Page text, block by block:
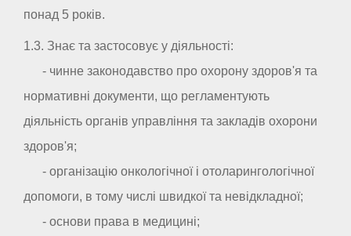
понад 5 років.
1.3. Знає та застосовує у діяльності:
- чинне законодавство про охорону здоров'я та
нормативні документи, що регламентують
діяльність органів управління та закладів охорони
здоров'я;
- організацію онкологічної і отоларингологічної
допомоги, в тому числі швидкої та невідкладної;
- основи права в медицині;